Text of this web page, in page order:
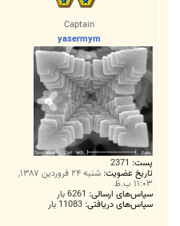
Captain
yasermym
پست: 2371
تاریخ عضویت: شنبه ۲۴ فروردین ۱۳۸۷,
۱۱:۰۳ ب.ظ
سپاس‌های ارسالی: 6261 بار
سپاس‌های دریافتی: 11083 بار